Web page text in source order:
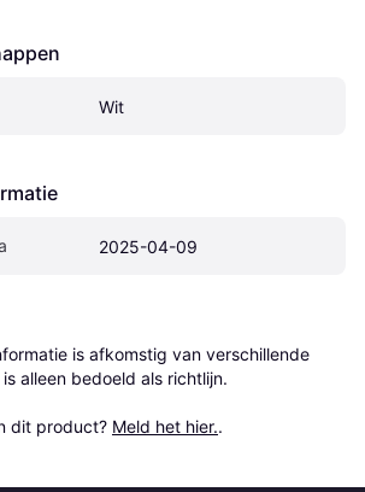
Wit
2025-04-09
is afkomstig van verschillende
alleen bedoeld als richtlijn.
dit product? Meld het hier..